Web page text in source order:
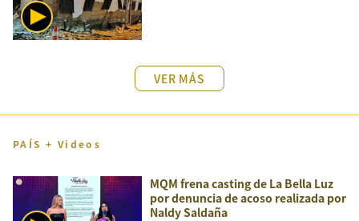
VER MÁS
PAÍS + Videos
MQM frena casting de La Bella Luz
por denuncia de acoso realizada por
Naldy Saldaña